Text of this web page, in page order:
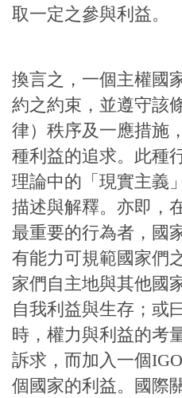
取一定之參與利益。
換言之，一個主權國
約之約束，並遵守該
律）秩序及一應措施
種利益的追求。此種
理論中的「現實主義
描述與解釋。亦即，
最重要的行為者，國
有能力可規範國家們
家們自主地與其他國
自我利益與生存；或
時，權力與利益的考
訴求，而加入一個
個國家的利益。國際